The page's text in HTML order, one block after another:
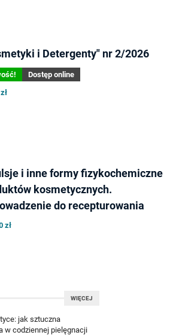
i Detergenty" nr 2/2026
Dostęp online
i inne formy fizykochemiczne
kosmetycznych.
do recepturowania
zł
WIĘCEJ
jak sztuczna
w codziennej pielęgnacji